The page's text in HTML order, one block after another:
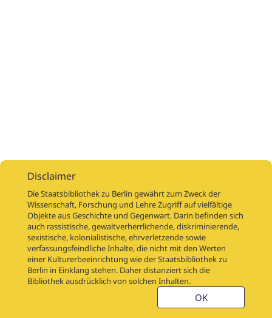
DigitalisierungsaufträgeÜberDigitalisierungsprojekteLinks
DigiworkflowWeitere digitalisierte Bestände
Kontakt
Nutzungsbedingungen
Startseite der SBB
Stabikat
Weitere Kataloge der SBB
Disclaimer
Die Staatsbibliothek zu Berlin gewährt zum Zweck der
Wissenschaft, Forschung und Lehre Zugriff auf vielfältige
Objekte aus Geschichte und Gegenwart. Darin befinden sich
auch rassistische, gewaltverherrlichende, diskriminierende,
sexistische, kolonialistische, ehrverletzende sowie
verfassungsfeindliche Inhalte, die nicht mit den Werten
einer Kulturerbeeinrichtung wie der Staatsbibliothek zu
Berlin in Einklang stehen. Daher distanziert sich die
Bibliothek ausdrücklich von solchen Inhalten.
OK